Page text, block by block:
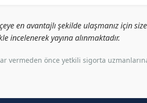
en avantajlı şekilde ulaşmanız için size
incelenerek yayına alınmaktadır.
vermeden önce yetkili sigorta